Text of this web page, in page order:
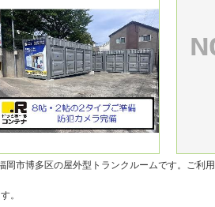
岡市博多区の屋外型トランクルームです。ご利
。